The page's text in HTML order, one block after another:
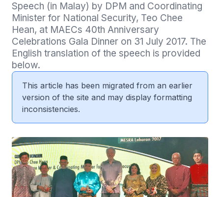
Speech (in Malay) by DPM and Coordinating
Minister for National Security, Teo Chee
Hean, at MAECs 40th Anniversary
Celebrations Gala Dinner on 31 July 2017. The
English translation of the speech is provided
below.
This article has been migrated from an earlier
version of the site and may display formatting
inconsistencies.